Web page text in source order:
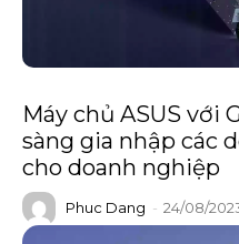
Máy chủ ASUS với
sàng gia nhập các
cho doanh nghiệp
Phuc Dang - 24/08/